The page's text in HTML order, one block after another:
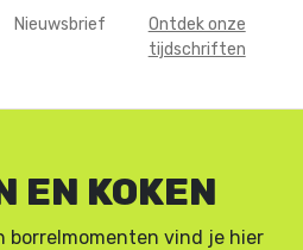
Nieuwsbrief
Ontdek onze
tijdschriften
EN KOKEN
borrelmomenten vind je hier